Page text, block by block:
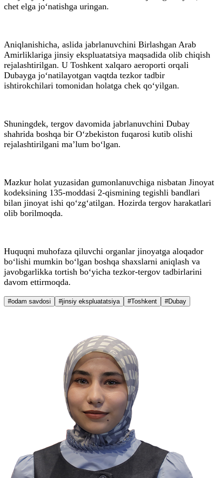
chet elga jo‘natishga uringan.
Aniqlanishicha, aslida jabrlanuvchini Birlashgan Arab
Amirliklariga jinsiy ekspluatatsiya maqsadida olib chiqish
rejalashtirilgan. U Toshkent xalqaro aeroporti orqali
Dubayga jo‘natilayotgan vaqtda tezkor tadbir
ishtirokchilari tomonidan holatga chek qo‘yilgan.
Shuningdek, tergov davomida jabrlanuvchini Dubay
shahrida boshqa bir O‘zbekiston fuqarosi kutib olishi
rejalashtirilgani ma’lum bo‘lgan.
Mazkur holat yuzasidan gumonlanuvchiga nisbatan Jinoyat
kodeksining 135-moddasi 2-qismining tegishli bandlari
bilan jinoyat ishi qo‘zg‘atilgan. Hozirda tergov harakatlari
olib borilmoqda.
Huquqni muhofaza qiluvchi organlar jinoyatga aloqador
bo‘lishi mumkin bo‘lgan boshqa shaxslarni aniqlash va
javobgarlikka tortish bo‘yicha tezkor-tergov tadbirlarini
davom ettirmoqda.
#odam savdosi #jinsiy ekspluatatsiya #Toshkent #Dubay